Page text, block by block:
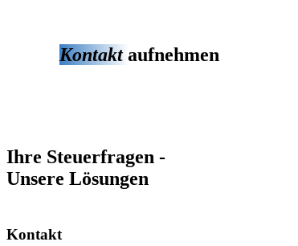
Kontaktaufnehmen
Ihre Steuerfragen -
Unsere Lösungen
Kontakt